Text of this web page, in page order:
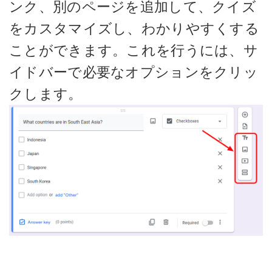
ンク、別のページを追加して、クイズ
をカスタマイズし、わかりやすくする
ことができます。これを行うには、サ
イドバーで必要なオプションをクリッ
クします。